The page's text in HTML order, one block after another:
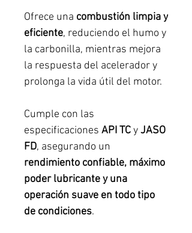
Ofrece una combustión limpia y
eficiente, reduciendo el humo y
la carbonilla, mientras mejora
la respuesta del acelerador y
prolonga la vida útil del motor.
Cumple con las
especificaciones API TCyJASO
FD, asegurando un
rendimiento confiable, máximo
poder lubricante y una
operación suave en todo tipo
de condiciones.